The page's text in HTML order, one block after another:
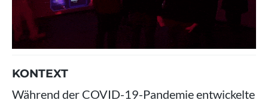
KONTEXT
Während der COVID-19-Pandemie entwickelte